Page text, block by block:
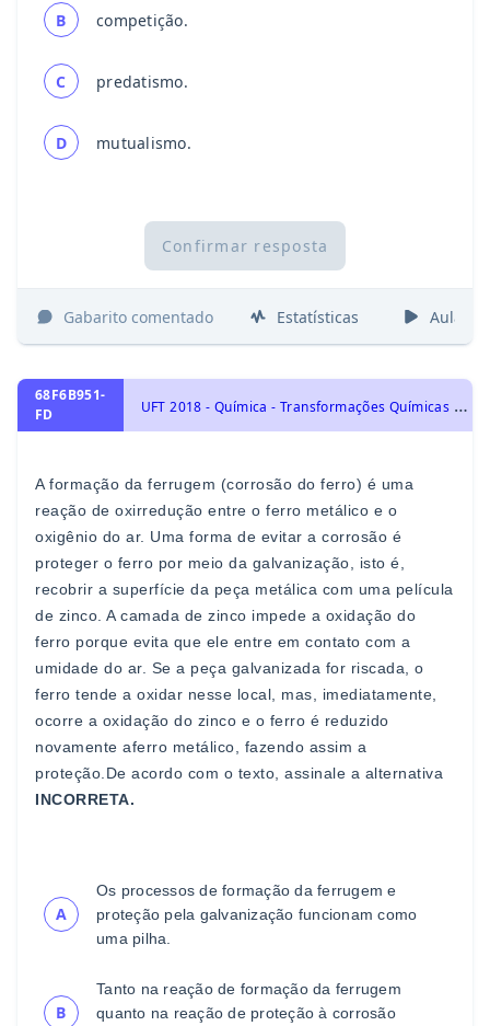
B competição.
C predatismo.
D mutualismo.
Confirmar resposta
Gabarito comentado Estatísticas Aulas
68F6B951-
FD
U
FT 2018 - Química - Transformações Químicas e Energia, Eletroquímica: Oxirredução, Potenciais Padrão de Redução, Pilha, Eletrólise e Leis de Faraday.
A formação da ferrugem (corrosão do ferro) é uma
reação de oxirredução entre o ferro metálico e o
oxigênio do ar. Uma forma de evitar a corrosão é
proteger o ferro por meio da galvanização, isto é,
recobrir a superfície da peça metálica com uma película
de zinco . A camada de zinco impede a oxidação do
ferro porque evita que ele entre em contato com a
umidade do ar. Se a peça galvanizada for riscada, o
ferro tende a oxidar nesse local, mas, imediatamente,
ocorre a oxidação do zinco e o ferro é reduzido
novamente aferro metálico, fazendo assim a
proteção. De acordo com o texto, assinale a alternativa
INCORRETA.
A
Os processos de formação da ferrugem e
proteção pela galvanização funcionam como
uma pilha.
B
Tanto na reação de formação da ferrugem
quanto na reação de proteção à corrosão